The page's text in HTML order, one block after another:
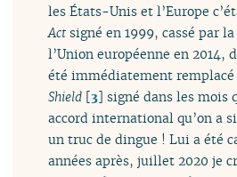
les États-Unis et l’Europe
Act signé en 1999, cassé par
l’Union européenne en 2014,
été immédiatement
Shield [3] signé dans les mois
accord international qu’on a
un truc de dingue ! Lui a été
années après, juillet 2020 je